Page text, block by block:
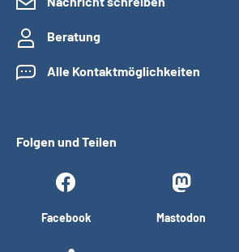
Beratung
Alle Kontaktmöglichkeiten
Folgen und Teilen
Facebook Mastodon